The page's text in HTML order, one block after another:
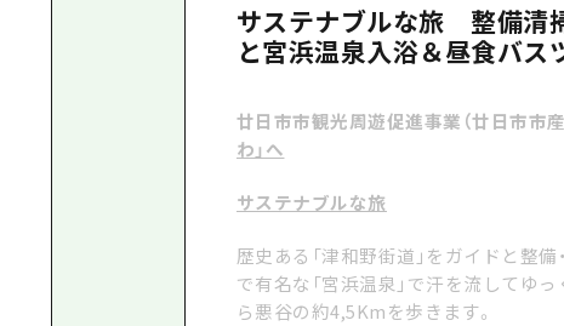
サステナブルな旅 整備清
と宮浜温泉入浴＆昼食バス
廿日市市観光周遊促進事業（廿日市市
わ」へ
サステナブルな旅
歴史ある「津和野街道」をガイドと整
で有名な「宮浜温泉」で汗を流してゆ
ら悪谷の約4,5Kmを歩きます。